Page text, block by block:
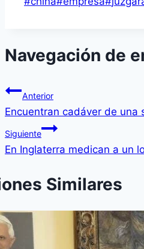
Navegación de
Anterior
Encuentran cadáver de una
Siguiente
En Inglaterra medican a un
Similares